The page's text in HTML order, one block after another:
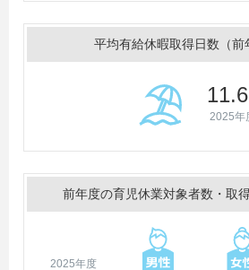
平均有給休暇取得日数（前
11.6
2025年
前年度の育児休業対象者数・取
2025年度